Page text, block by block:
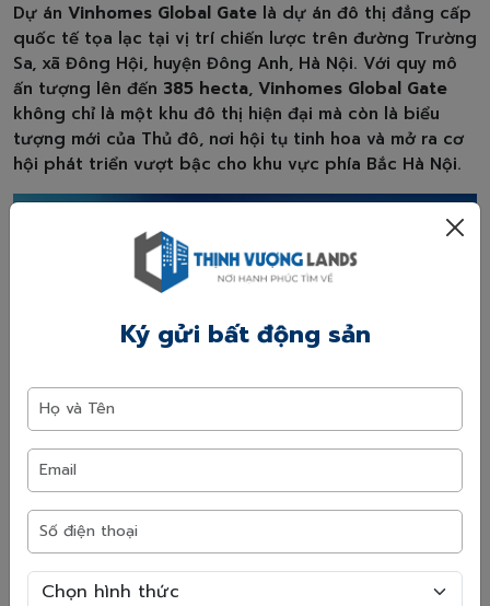
Dự án Vinhomes Global Gate là dự án đô thị đẳng cấp
quốc tế tọa lạc tại vị trí chiến lược trên đường Trường
Sa, xã Đông Hội, huyện Đông Anh, Hà Nội. Với quy mô
ấn tượng lên đến 385 hecta, Vinhomes Global Gate
không chỉ là một khu đô thị hiện đại mà còn là biểu
tượng mới của Thủ đô, nơi hội tụ tinh hoa và mở ra cơ
hội phát triển vượt bậc cho khu vực phía Bắc Hà Nội.
Vinhomes Global Gate- Thành phố thương mại quốc tế sôi
Vinhomes Global Gate (Cổ Loa)
tọa lạc tại trục đường
Ký gửi bất động sản